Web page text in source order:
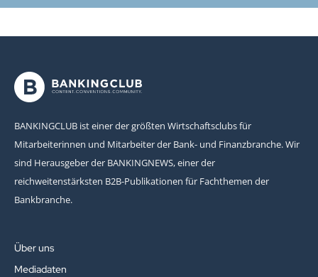
BANKINGCLUB ist einer der größten Wirtschaftsclubs für
Mitarbeiterinnen und Mitarbeiter der Bank- und Finanzbranche. Wir
sind Herausgeber der BANKINGNEWS, einer der
reichweitenstärksten B2B-Publikationen für Fachthemen der
Bankbranche.
Über uns
Mediadaten